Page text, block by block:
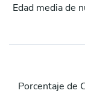
Edad media de
Porcentaje de